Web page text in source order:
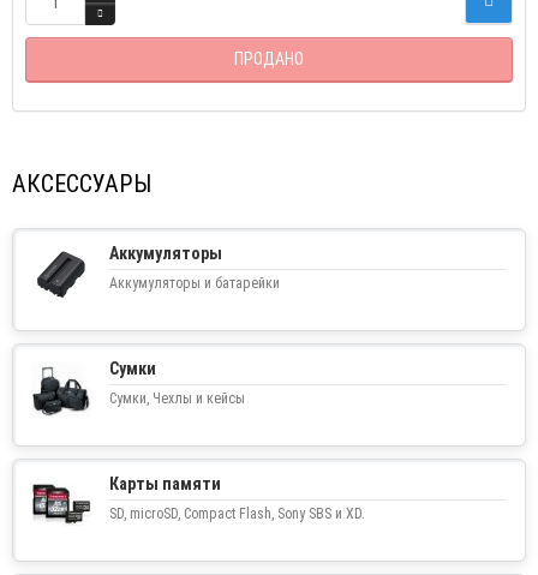
ПРОДАНО
АКСЕССУАРЫ
Аккумуляторы
Аккумуляторы и батарейки
Сумки
Сумки, Чехлы и кейсы
Карты памяти
SD, microSD, Compact Flash, Sony SBS и XD.